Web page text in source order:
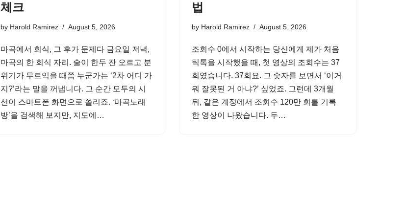
체크
by Harold Ramirez August 5, 2026
마곡에서 회식, 그 후가 문제다 금요일 저녁,
마곡의 한 회식 자리. 술이 한두 잔 오르고 분
위기가 무르익을 때쯤 누군가는 ‘2차 어디 가
지?’라는 말을 꺼냅니다. 그 순간 모두의 시
선이 스마트폰 화면으로 쏠리죠. ‘마곡노래
방’을 검색해 보지만, 지도에…
법
by Harold Ramirez August 5, 2026
조회수 0에서 시작하는 당신에게 제가 처음
틱톡을 시작했을 때, 첫 영상의 조회수는 37
회였습니다. 37회요. 그 숫자를 보면서 ‘이거
뭐 잘못된 거 아냐?’ 싶었죠. 그런데 3개월
뒤, 같은 계정에서 조회수 120만 회를 기록
한 영상이 나왔습니다. 두…